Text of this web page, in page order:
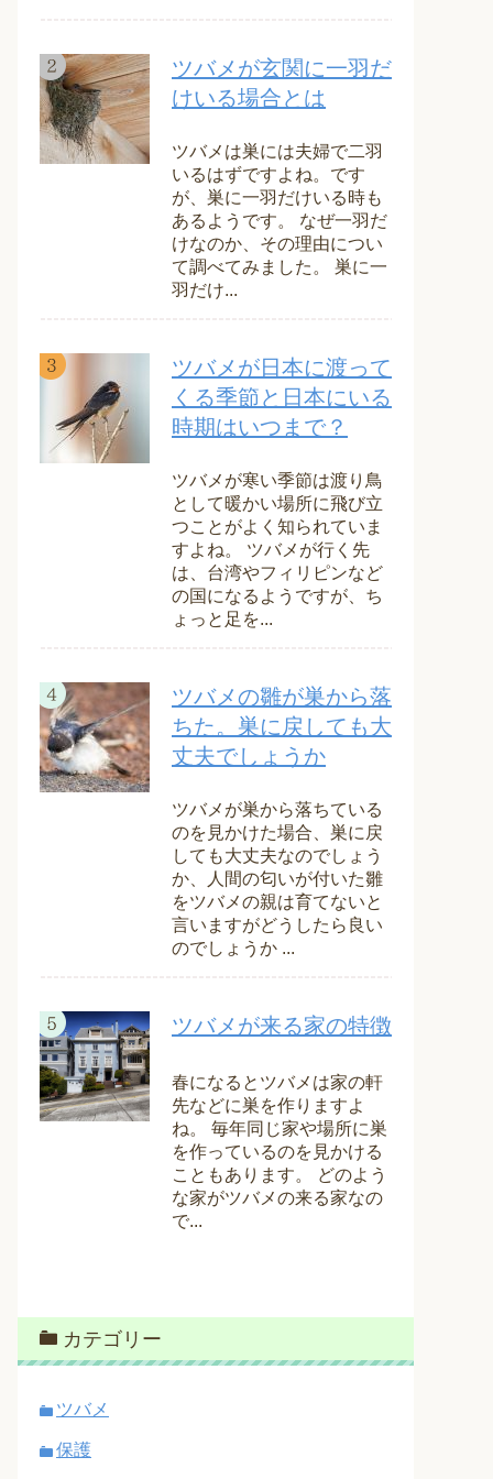
ツバメが玄関に一羽だ
けいる場合とは
ツバメは巣には夫婦で二羽
いるはずですよね。です
が、巣に一羽だけいる時も
あるようです。 なぜ一羽だ
けなのか、その理由につい
て調べてみました。 巣に一
羽だけ...
ツバメが日本に渡って
くる季節と日本にいる
時期はいつまで？
ツバメが寒い季節は渡り鳥
として暖かい場所に飛び立
つことがよく知られていま
すよね。 ツバメが行く先
は、台湾やフィリピンなど
の国になるようですが、ち
ょっと足を...
ツバメの雛が巣から落
ちた。巣に戻しても大
丈夫でしょうか
ツバメが巣から落ちている
のを見かけた場合、巣に戻
しても大丈夫なのでしょう
か、人間の匂いが付いた雛
をツバメの親は育てないと
言いますがどうしたら良い
のでしょうか ...
ツバメが来る家の特徴
春になるとツバメは家の軒
先などに巣を作りますよ
ね。 毎年同じ家や場所に巣
を作っているのを見かける
こともあります。 どのよう
な家がツバメの来る家なの
で...
カテゴリー
ツバメ
保護